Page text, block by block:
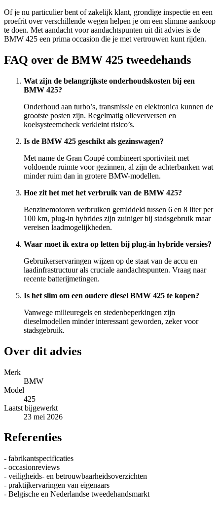
Of je nu particulier bent of zakelijk klant, grondige inspectie en een
proefrit over verschillende wegen helpen je om een slimme aankoop
te doen. Met aandacht voor aandachtspunten uit dit advies is de
BMW 425 een prima occasion die je met vertrouwen kunt rijden.
FAQ over de BMW 425 tweedehands
Wat zijn de belangrijkste onderhoudskosten bij een
BMW 425?
Onderhoud aan turbo’s, transmissie en elektronica kunnen de
grootste posten zijn. Regelmatig olieverversen en
koelsysteemcheck verkleint risico’s.
Is de BMW 425 geschikt als gezinswagen?
Met name de Gran Coupé combineert sportiviteit met
voldoende ruimte voor gezinnen, al zijn de achterbanken wat
minder ruim dan in grotere BMW-modellen.
Hoe zit het met het verbruik van de BMW 425?
Benzinemotoren verbruiken gemiddeld tussen 6 en 8 liter per
100 km, plug-in hybrides zijn zuiniger bij stadsgebruik maar
vereisen laadmogelijkheden.
Waar moet ik extra op letten bij plug-in hybride versies?
Gebruikerservaringen wijzen op de staat van de accu en
laadinfrastructuur als cruciale aandachtspunten. Vraag naar
recente batterijmetingen.
Is het slim om een oudere diesel BMW 425 te kopen?
Vanwege milieuregels en stedenbeperkingen zijn
dieselmodellen minder interessant geworden, zeker voor
stadsgebruik.
Over dit advies
Merk
BMW
Model
425
Laatst bijgewerkt
23 mei 2026
Referenties
- fabrikantspecificaties
- occasionreviews
- veiligheids- en betrouwbaarheidsoverzichten
- praktijkervaringen van eigenaars
- Belgische en Nederlandse tweedehandsmarkt